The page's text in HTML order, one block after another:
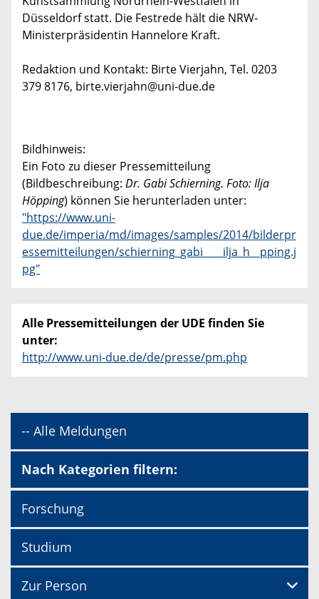
Düsseldorf statt. Die Festrede hält die NRW-
Ministerpräsidentin Hannelore Kraft.
Redaktion und Kontakt: Birte Vierjahn, Tel. 0203
379 8176, birte.vierjahn@uni-due.de
Bildhinweis:
Ein Foto zu dieser Pressemitteilung
(Bildbeschreibung: Dr. Gabi Schierning. Foto: Ilja
Höpping) können Sie herunterladen unter:
"https://www.uni-
due.de/imperia/md/images/samples/2014/bilderpr
essemitteilungen/schierning_gabi____ilja_h__pping.j
pg"
Alle Pressemitteilungen der UDE finden Sie
unter:
http://www.uni-due.de/de/presse/pm.php
-- Alle Meldungen
Nach Kategorien filtern:
Forschung
Studium
Zur Person